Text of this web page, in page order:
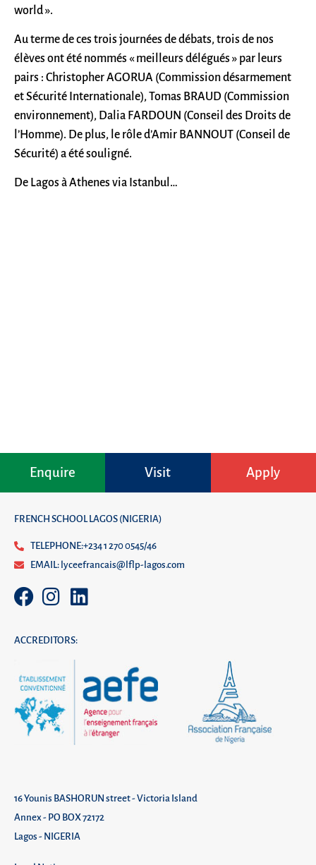
world ».
Au terme de ces trois journées de débats, trois de nos
élèves ont été nommés « meilleurs délégués » par leurs
pairs : Christopher AGORUA (Commission désarmement
et Sécurité Internationale), Tomas BRAUD (Commission
environnement), Dalia FARDOUN (Conseil des Droits de
l’Homme). De plus, le rôle d’Amir BANNOUT (Conseil de
Sécurité) a été souligné.
De Lagos à Athenes via Istanbul…
Enquire Visit Apply
FRENCH SCHOOL LAGOS (NIGERIA)
TELEPHONE:+234 1 270 0545/46
EMAIL: lyceefrancais@lflp-lagos.com
ACCREDITORS:
16 Younis BASHORUN street - Victoria Island
Annex - PO BOX 72172
Lagos - NIGERIA